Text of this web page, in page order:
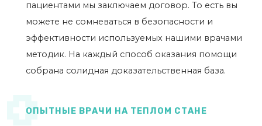
пациентами мы заключаем договор. То есть вы
можете не сомневаться в безопасности и
эффективности используемых нашими врачами
методик. На каждый способ оказания помощи
собрана солидная доказательственная база.
ОПЫТНЫЕ ВРАЧИ НА ТЕПЛОМ СТАНЕ